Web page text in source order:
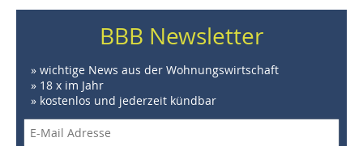
BBB Newsletter
» wichtige News aus der Wohnungswirtschaft
» 18 x im Jahr
» kostenlos und jederzeit kündbar